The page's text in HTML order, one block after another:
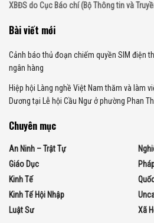
XBĐS do Cục Báo chí (Bộ Thông tin và
Bài viết mới
Cảnh báo thủ đoạn chiếm quyền SIM điện
ngân hàng
Hiệp hội Làng nghề Việt Nam thăm và làm
Dương tại Lễ hội Cầu Ngư ở phường Phan
Chuyên mục
An Ninh – Trật Tự
Giáo Dục
Kinh Tế
Kinh Tế Hội Nhập
Luật Sư
Xã